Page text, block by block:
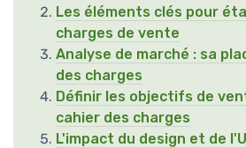
Les éléments clés pour
charges de vente
Analyse de marché : sa
des charges
Définir les objectifs de
cahier des charges
L'impact du design et de